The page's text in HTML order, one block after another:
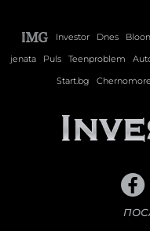
Investor Dnes
jenata
Puls Teenproblem
Start.bg
Chernomore